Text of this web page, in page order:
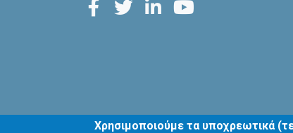
Χρησιμοποιούμε τα υποχρεωτικά